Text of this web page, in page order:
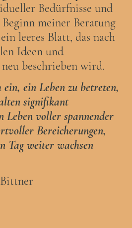
Bedürfnisse und
meiner Beratung
leeres Blatt, das nach
Ideen und
neu beschrieben wird.
ein Leben zu betreten,
signifikant
Leben voller spannender
Bereicherungen,
Tag weiter wachsen